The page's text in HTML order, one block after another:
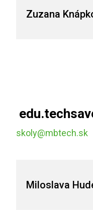
Zuzana
skoly@mbtech.sk
Miloslava